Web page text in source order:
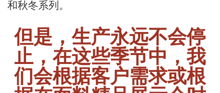
和秋冬系列。
但是，生产永远不会停
止，在这些季节中，我
们会根据客户需求或根